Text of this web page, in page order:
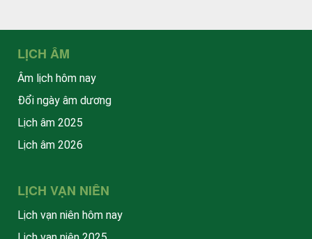
LỊCH ÂM
Âm lịch hôm nay
Đổi ngày âm dương
Lịch âm 2025
Lịch âm 2026
LỊCH VẠN NIÊN
Lịch vạn niên hôm nay